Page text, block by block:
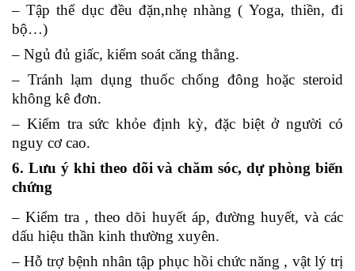
– Tập thể dục đều đặn,nhẹ nhàng ( Yoga, thiền, đi
bộ…)
– Ngủ đủ giấc, kiểm soát căng thẳng.
– Tránh lạm dụng thuốc chống đông hoặc steroid
không kê đơn.
– Kiểm tra sức khỏe định kỳ, đặc biệt ở người có
nguy cơ cao.
6. Lưu ý khi theo dõi và chăm sóc, dự phòng biến
chứng
– Kiểm tra , theo dõi huyết áp, đường huyết, và các
dấu hiệu thần kinh thường xuyên.
– Hỗ trợ bệnh nhân tập phục hồi chức năng , vật lý trị